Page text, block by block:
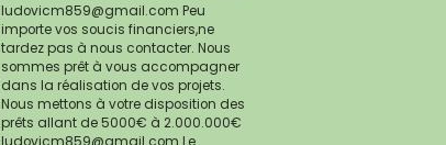
ludovicm859@gmail.com Peu
importe vos soucis financiers,ne
tardez pas à nous contacter. Nous
sommes prêt à vous accompagner
dans la réalisation de vos projets.
Nous mettons à votre disposition des
prêts allant de 5000€ à 2.000.000€